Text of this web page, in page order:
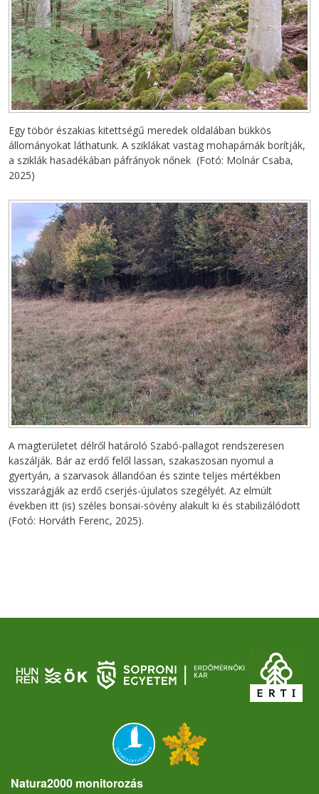
Egy töbör északias kitettségű meredek oldalában bükkös
állományokat láthatunk. A sziklákat vastag mohapárnák borítják,
a sziklák hasadékában páfrányok nőnek (Fotó: Molnár Csaba,
2025)
A magterületet délről határoló Szabó-pallagot rendszeresen
kaszálják. Bár az erdő felől lassan, szakaszosan nyomul a
gyertyán, a szarvasok állandóan és szinte teljes mértékben
visszarágják az erdő cserjés-újulatos szegélyét. Az elmúlt
években itt (is) széles bonsai-sövény alakult ki és stabilizálódott
(Fotó: Horváth Ferenc, 2025).
Natura2000 monitorozás